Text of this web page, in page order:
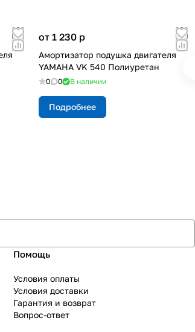
от 1 230 p
Амортизатор подушка двигателя
YAMAHA VK 540 Полиуретан
0 0 В наличии
Подробнее
Помощь
Условия оплаты
Условия доставки
Гарантия и возврат
Вопрос-ответ